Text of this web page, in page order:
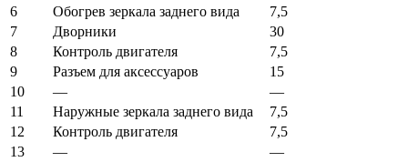
6
Обогрев зеркала заднего вида
7,5
7
Дворники
30
8
Контроль двигателя
7,5
9
Разъем для аксессуаров
15
10
—
—
11
Наружные зеркала заднего вида
7,5
12
Контроль двигателя
7,5
13
—
—